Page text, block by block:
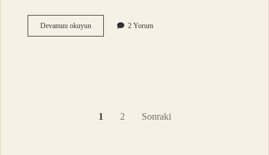
Devamını okuyunHangi
işlerde
2 Yorum
1 2 Sonraki